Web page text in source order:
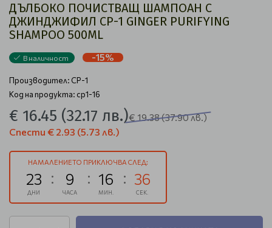
ДЪЛБОКО ПОЧИСТВАЩ ШАМПОАН С
ДЖИНДЖИФИЛ CP-1 GINGER PURIFYING
SHAMPOO 500ML
В наличност -15%
Производител: CP-1
Код на продукта: cp1-16
€ 16.45 (32.17 лв.)€ 19.38(37.90 лв.)
Спести € 2.93 (5.73 лв.)
НАМАЛЕНИЕТО ПРИКЛЮЧВА СЛЕД:
23
ДНИ
9
ЧАСА
16
МИН.
35
СЕК.